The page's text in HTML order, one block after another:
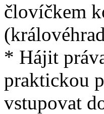
človíčkem
* Hájit
praktickou
vstupovat